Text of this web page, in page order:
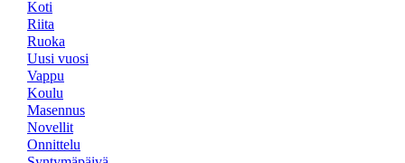
Koti
Riita
Ruoka
Uusi vuosi
Vappu
Koulu
Masennus
Novellit
Onnittelu